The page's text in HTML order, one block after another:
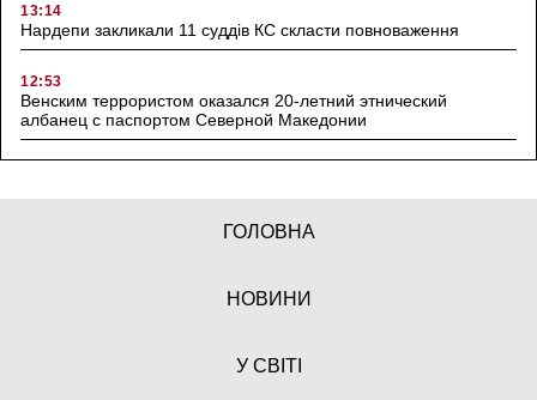
13:14
Нардепи закликали 11 суддів КС скласти повноваження
12:53
Венским террористом оказался 20-летний этнический
албанец с паспортом Северной Македонии
ГОЛОВНА
НОВИНИ
У СВІТІ